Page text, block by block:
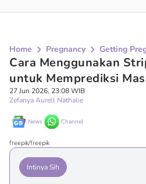
Home Pregnancy Getting
Cara Menggunakan
untuk Memprediksi
27 Jun 2026, 23:08 WIB
Zefanya Aurell Nathalie
News Channel
freepik/freepik
Intinya Sih